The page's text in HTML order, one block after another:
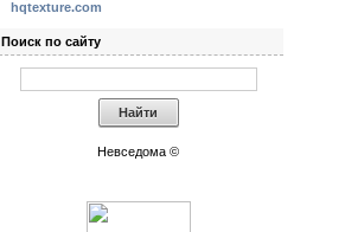
hqtexture.com
Поиск по сайту
Невседома ©